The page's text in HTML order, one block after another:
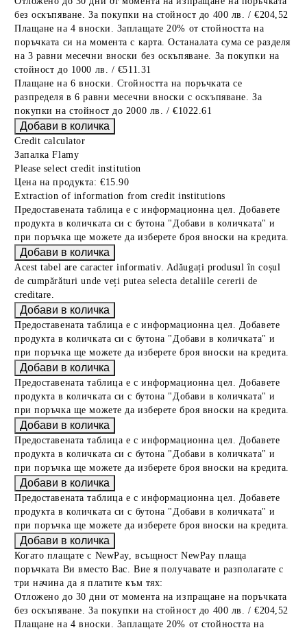
без оскъпяване. За покупки на стойност до 400 лв. / €204,52
Плащане на 4 вноски. Заплащате 20% от стойността на
поръчката си на момента с карта. Останалата сума се разделя
на 3 равни месечни вноски без оскъпяване. За покупки на
стойност до 1000 лв. / €511.31
Плащане на 6 вноски. Стойността на поръчката се
разпределя в 6 равни месечни вноски с оскъпяване. За
покупки на стойност до 2000 лв. / €1022.61
Credit calculator
Запалка Flamy
Please select credit institution
Цена на продукта: €15.90
Extraction of information from credit institutions
Предоставената таблица е с информационна цел. Добавете
продукта в количката си с бутона "Добави в количката" и
при поръчка ще можете да изберете броя вноски на кредита.
Acest tabel are caracter informativ. Adăugați produsul în coșul
de cumpărături unde veți putea selecta detaliile cererii de
creditare.
Предоставената таблица е с информационна цел. Добавете
продукта в количката си с бутона "Добави в количката" и
при поръчка ще можете да изберете броя вноски на кредита.
Предоставената таблица е с информационна цел. Добавете
продукта в количката си с бутона "Добави в количката" и
при поръчка ще можете да изберете броя вноски на кредита.
Предоставената таблица е с информационна цел. Добавете
продукта в количката си с бутона "Добави в количката" и
при поръчка ще можете да изберете броя вноски на кредита.
Предоставената таблица е с информационна цел. Добавете
продукта в количката си с бутона "Добави в количката" и
при поръчка ще можете да изберете броя вноски на кредита.
Когато плащате с NewPay, всъщност NewPay плаща
поръчката Ви вместо Вас. Вие я получавате и разполагате с
три начина да я платите към тях:
Отложено до 30 дни от момента на изпращане на поръчката
без оскъпяване. За покупки на стойност до 400 лв. / €204,52
Плащане на 4 вноски. Заплащате 20% от стойността на